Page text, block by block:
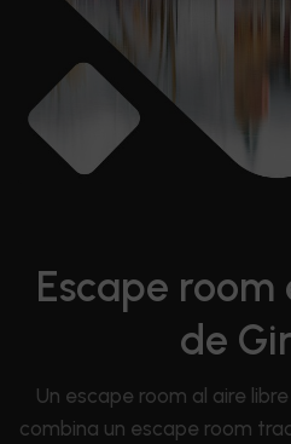
Escape room
de
Un escape room al aire
combina un escape room